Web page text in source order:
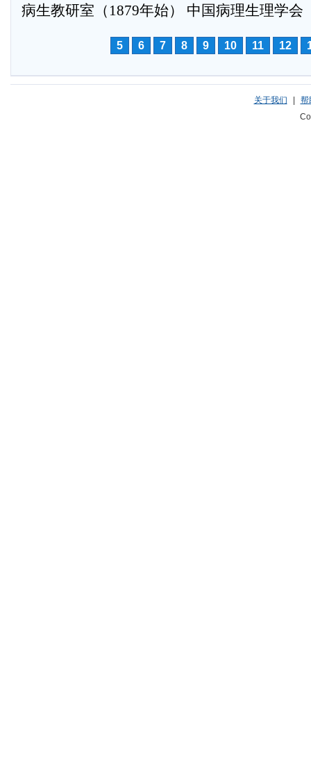
病生教研室（1879年始） 中国病理生理学会
5 6 7 8 9 10 11 12
关于我们
帮